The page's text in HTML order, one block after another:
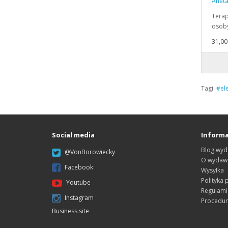
31,00
Tagi:
Social media
@VonBorowiecky
Facebook
Youtube
Instagram
Business.site
Blog
O
Wysyłka
Polityka